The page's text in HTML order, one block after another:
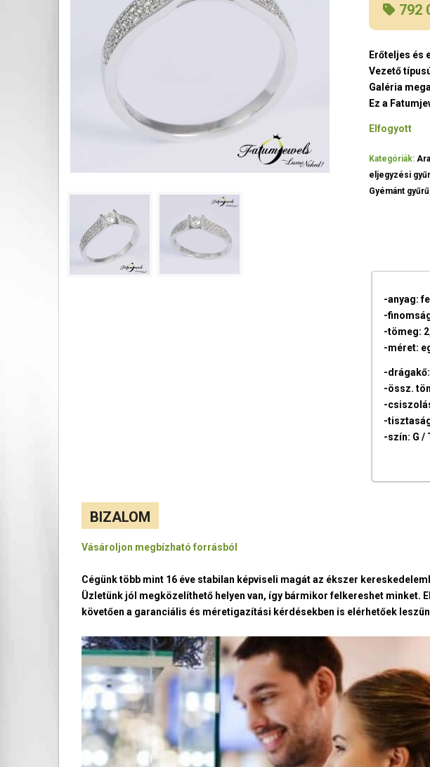
792
Erőteljes és
Vezető
Galéria
Ez a
Elfogyott
Kategóriák:
eljegyzési
Gyémánt gyűrű
-anyag:
-
-tömeg:
-méret:
-
-össz.
-
-
-szín: G /
BIZALOM
Vásároljon megbízható forrásból
Cégünk több mint 16 éve stabilan képviseli magát az ékszer
Üzletünk jól megközelíthető helyen van, így bármikor felkereshet minket.
követően a garanciális és méretigazítási kérdésekben is elérhetőek